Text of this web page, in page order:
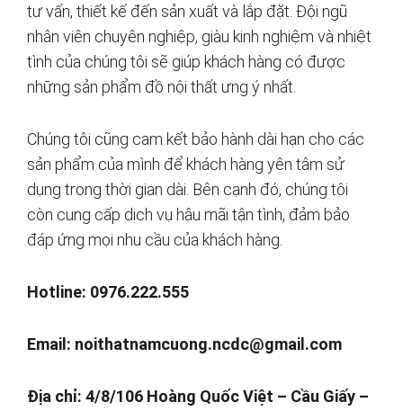
tư vấn, thiết kế đến sản xuất và lắp đặt. Đội ngũ
nhân viên chuyên nghiệp, giàu kinh nghiệm và nhiệt
tình của chúng tôi sẽ giúp khách hàng có được
những sản phẩm đồ nội thất ưng ý nhất.
Chúng tôi cũng cam kết bảo hành dài hạn cho các
sản phẩm của mình để khách hàng yên tâm sử
dụng trong thời gian dài. Bên cạnh đó, chúng tôi
còn cung cấp dịch vụ hậu mãi tận tình, đảm bảo
đáp ứng mọi nhu cầu của khách hàng.
Hotline: 0976.222.555
Email: noithatnamcuong.ncdc@gmail.com
Địa chỉ: 4/8/106 Hoàng Quốc Việt – Cầu Giấy –